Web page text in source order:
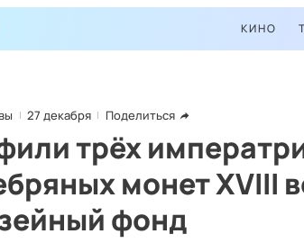
КИНО
27 декабря Поделиться
трёх
монет XVIII
фонд